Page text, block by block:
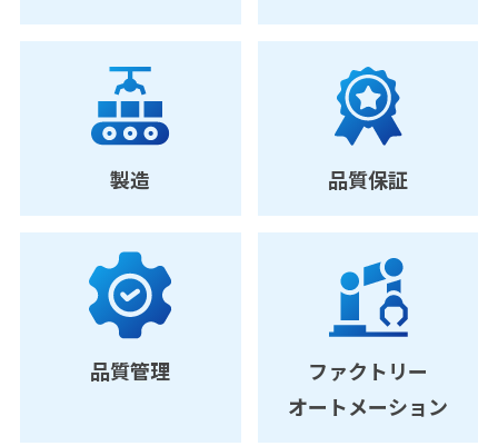
製造 品質保証
品質管理
ファクトリー
オートメーション